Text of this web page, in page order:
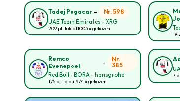
Tadej Pogacar -
Nr. 598
UAE Team Emirates - XRG
209 pt. totaal1003 x gekozen
19
Remco
Evenepoel
-
Nr.
385
Red Bull - BORA - hansgrohe
175 pt. totaal974 x gekozen
7